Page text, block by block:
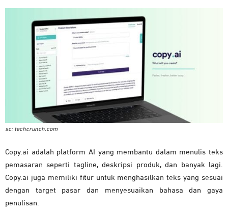
sc: techcrunch.com
Copy.ai adalah platform AI yang membantu dalam menulis teks
pemasaran seperti tagline, deskripsi produk, dan banyak lagi.
Copy.ai juga memiliki fitur untuk menghasilkan teks yang sesuai
dengan target pasar dan menyesuaikan bahasa dan gaya
penulisan.